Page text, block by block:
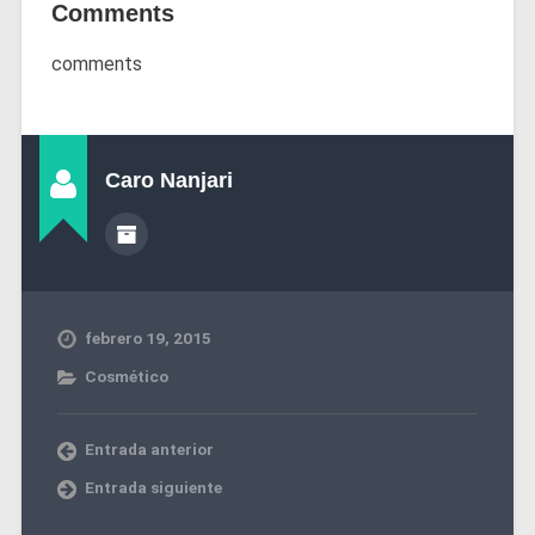
Comments
comments
Caro Nanjari
febrero 19, 2015
Cosmético
Entrada anterior
Entrada siguiente